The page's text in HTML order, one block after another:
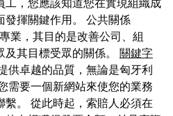
工，您應該知道您在實現組織成
發揮關鍵作用。 公共關係
業，其目的是改善公司、組
其目標受眾的關係。 關鍵字
供卓越的品質，無論是匈牙利
需要一個新網站來使您的業務
繫。 從此時起，索賠人必須在